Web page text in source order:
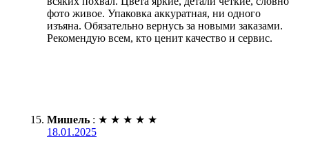
фото живое. Упаковка аккуратная, ни одного
изъяна. Обязательно вернусь за новыми заказами.
Рекомендую всем, кто ценит качество и сервис.
Мишель : ★ ★ ★ ★ ★
18.01.2025